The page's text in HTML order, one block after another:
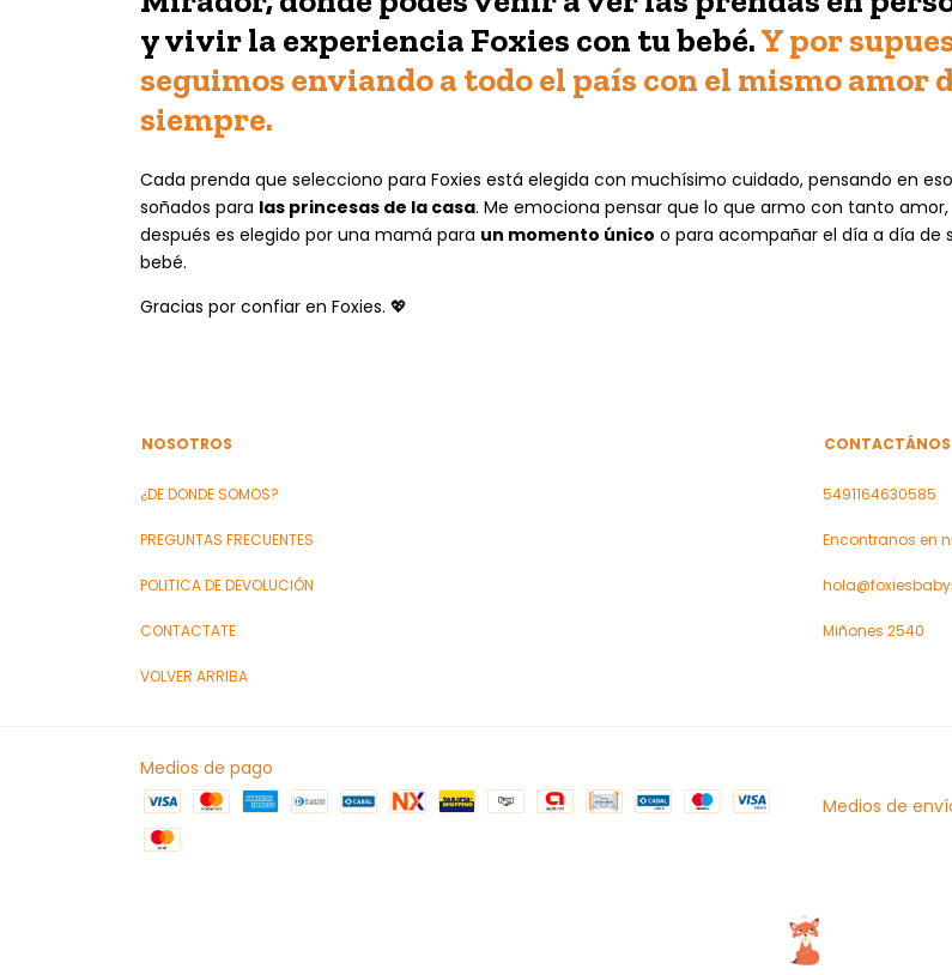
y vivir la experiencia Foxies con tu bebé.Y por
seguimos enviando a todo el país con el mismo amor
siempre.
Cada prenda que selecciono para Foxies está elegida con muchísimo cuidado, pensando en
soñados para las princesas de la casa. Me emociona pensar que lo que armo con tanto amor,
después es elegido por una mamá para un momento único o para acompañar el día a día de
bebé.
Gracias por confiar en Foxies. 💖
NOSOTROS
¿DE DONDE SOMOS?
PREGUNTAS FRECUENTES
POLITICA DE DEVOLUCIÓN
CONTACTATE
VOLVER ARRIBA
CONTACTÁNOS
5491164630585
Encontranos en
Miñones 2540
Medios de pago
Medios de